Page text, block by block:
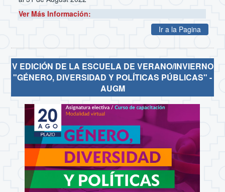
Ver Más Información:
Ir a la Pagina
V EDICIÓN DE LA ESCUELA DE VERANO/INVIERNO
"GÉNERO, DIVERSIDAD Y POLÍTICAS PÚBLICAS" -
AUGM